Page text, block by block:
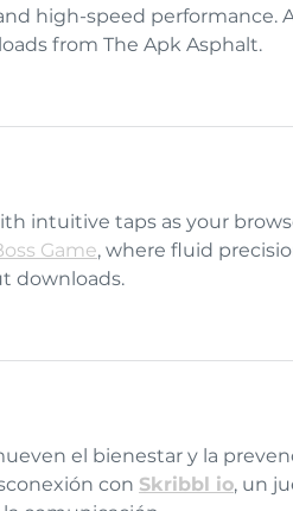
high-speed performance.
from The Apk Asphalt.
intuitive taps as your
Game, where fluid
downloads.
el bienestar y la
con Skribbl io, un